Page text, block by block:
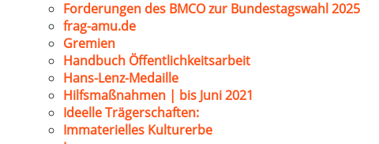
Forderungen des BMCO zur Bundestagswahl 2025
frag-amu.de
Gremien
Handbuch Öffentlichkeitsarbeit
Hans-Lenz-Medaille
Hilfsmaßnahmen | bis Juni 2021
Ideelle Trägerschaften:
Immaterielles Kulturerbe